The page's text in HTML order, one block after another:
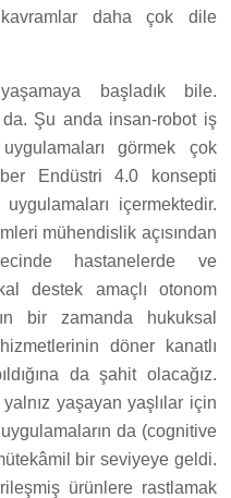
daha çok dile
başladık bile.
da. Şu anda insan-robot iş
görmek çok
Endüstri 4.0 konsepti
içermektedir.
mühendislik açısından
hastanelerde ve
destek amaçlı otonom
bir zamanda hukuksal
döner kanatlı
da şahit olacağız.
yaşayan yaşlılar için
da (cognitive
bir seviyeye geldi.
ürünlere rastlamak